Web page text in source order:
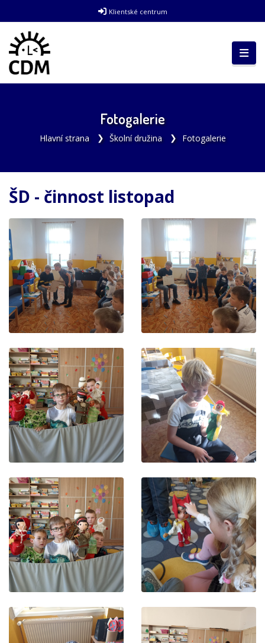
Klientské centrum
Fotogalerie
Hlavní strana Školní družina Fotogalerie
ŠD - činnost listopad